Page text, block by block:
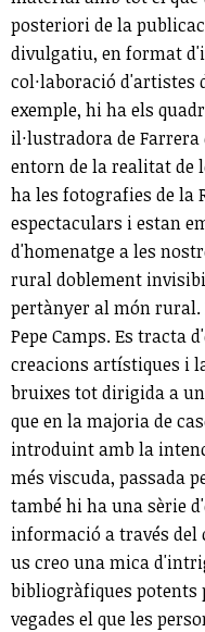
posteriori de la
divulgatiu, en format
col·laboració d'artistes
exemple, hi ha els
il·lustradora de
entorn de la realitat de
ha les fotografies de la
espectaculars i estan
d'homenatge a les
rural doblement
pertànyer al món rural.
Pepe Camps. Es tracta
creacions artístiques i
bruixes tot dirigida a
que en la majoria de
introduint amb la
més viscuda, passada
també hi ha una sèrie
informació a través del
us creo una mica
bibliogràfiques potents
vegades el que les